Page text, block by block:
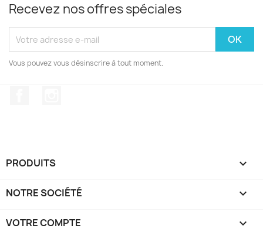
Recevez nos offres spéciales
Vous pouvez vous désinscrire à tout moment.
PRODUITS 
NOTRE SOCIÉTÉ 
VOTRE COMPTE 